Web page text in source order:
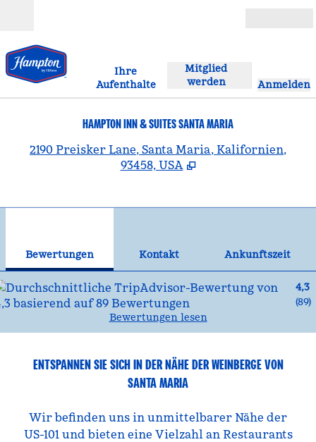
Ihre
Aufenthalte
Mitglied
werden
Anmelden
HAMPTON INN & SUITES SANTA MARIA
2190 Preisker Lane, Santa Maria, Kalifornien,
93458, USA
Bewertungen Kontakt
Ankunftszeit
4,3
(89)
Bewertungen lesen
ENTSPANNEN SIE SICH IN DER NÄHE DER WEINBERGE VON
SANTA MARIA
Wir befinden uns in unmittelbarer Nähe der
US-101 und bieten eine Vielzahl an Restaurants